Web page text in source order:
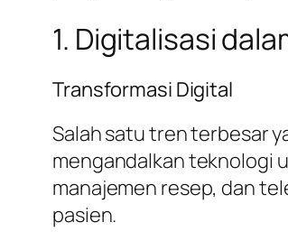
1. Digitalisasi
Transformasi Digital
Salah satu tren terbesar
mengandalkan teknologi
manajemen resep, dan
pasien.